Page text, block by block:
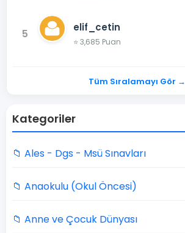
5 elif_cetin
⭐ 3,685 Puan
Tüm Sıralamayı Gör →
Kategoriler
📁 Ales - Dgs - Msü Sınavları
📁 Anaokulu (Okul Öncesi)
📁 Anne ve Çocuk Dünyası